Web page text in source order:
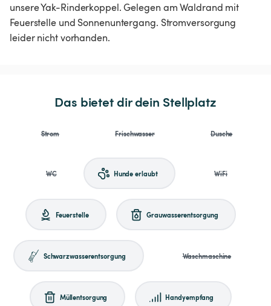
unsere Yak-Rinderkoppel. Gelegen am Waldrand mit
Feuerstelle und Sonnenuntergang. Stromversorgung
leider nicht vorhanden.
Das bietet dir dein Stellplatz
Strom Frischwasser Dusche
WC Hunde erlaubt WiFi
Feuerstelle Grauwasserentsorgung
Schwarzwasserentsorgung Waschmaschine
Müllentsorgung Handyempfang